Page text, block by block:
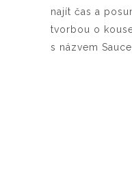
najít čas a
tvorbou o
s názvem